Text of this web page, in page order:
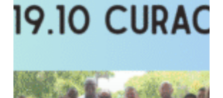
Ventures
and
Training
ELEVATE”,
12-